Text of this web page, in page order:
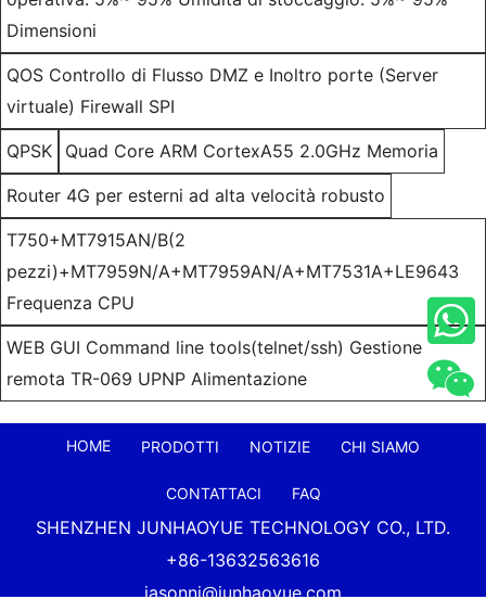
Dimensioni
QOS Controllo di Flusso DMZ e Inoltro porte (Server
virtuale) Firewall SPI
QPSK Quad Core ARM CortexA55 2.0GHz Memoria
Router 4G per esterni ad alta velocità robusto
T750+MT7915AN/B(2
pezzi)+MT7959N/A+MT7959AN/A+MT7531A+LE9643
Frequenza CPU
WEB GUI Command line tools(telnet/ssh) Gestione
remota TR-069 UPNP Alimentazione
HOME PRODOTTI NOTIZIE CHI SIAMO
CONTATTACI FAQ
SHENZHEN JUNHAOYUE TECHNOLOGY CO., LTD.
+86-13632563616
jasonni@junhaoyue.com